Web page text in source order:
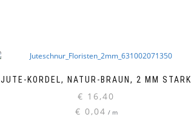
JUTE-KORDEL, NATUR-BRAUN, 2 MM STARK
€ 16,40
€ 0,04 / m